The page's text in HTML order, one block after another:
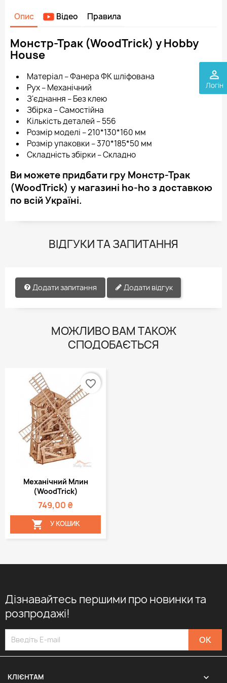
perm_identity
Логін
Опис Відео Правила
Монстр-Трак (WoodTrick) у Hobby
House
Матеріал – Фанера ФК шліфована
Рух – Механічний
З'єднання – Без клею
Збірка – Самостійна
Кількість деталей – 556
Розмір моделі – 210*130*160 мм
Розмір упаковки – 370*185*50 мм
Складність збірки – Складно
Ви можете придбати гру Монстр-Трак
(WoodTrick) у магазині ho-ho з доставкою
по всій Україні.
ВІДГУКИ ТА ЗАПИТАННЯ
Додати запитання Додати відгук
МОЖЛИВО ВАМ ТАКОЖ
СПОДОБАЄТЬСЯ
Механічний Млин
(WoodTrick)
749,00 ₴
 У КОШИК
favorite_border
Дізнавайтесь першими про новинки та
розпродажі!
КЛІЄНТАМ 